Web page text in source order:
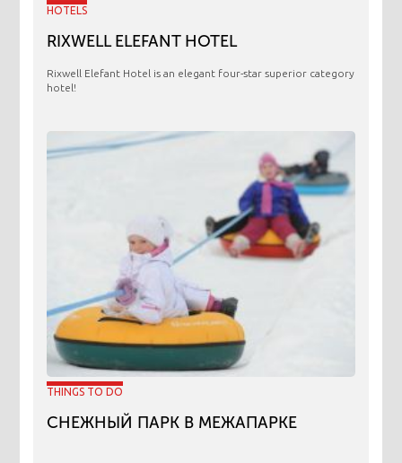
HOTELS
RIXWELL ELEFANT HOTEL
Rixwell Elefant Hotel is an elegant four-star superior category
hotel!
THINGS TO DO
СНЕЖНЫЙ ПАРК В МЕЖАПАРКЕ